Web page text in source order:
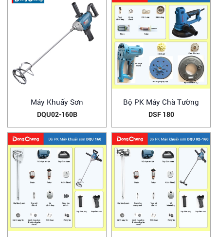
Máy Khuấy Sơn
DQU02-160B
Bộ PK Máy Chà Tường
DSF 180